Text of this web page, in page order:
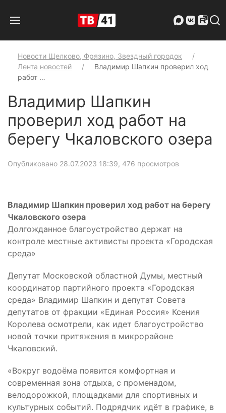
Новости Щелково, Фрязино, Звездный городок
Лента новостей
Владимир Шапкин проверил ход
работ …
Владимир Шапкин
проверил ход работ на
берегу Чкаловского озера
Опубликовано 28.07.2023 18:39, 476 просмотров
Владимир Шапкин проверил ход работ на берегу
Чкаловского озера
Долгожданное благоустройство держат на
контроле местные активисты проекта «Городская
среда»
Депутат Московской областной Думы, местный
координатор партийного проекта «Городская
среда» Владимир Шапкин и депутат Совета
депутатов от фракции «Единая Россия» Ксения
Королева осмотрели, как идет благоустройство
новой точки притяжения в микрорайоне
Чкаловский.
«Вокруг водоёма появится комфортная и
современная зона отдыха, с променадом,
велодорожкой, площадками для спортивных и
культурных событий. Подрядчик идёт в графике, в